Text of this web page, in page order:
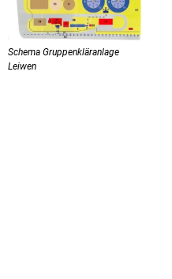
Schema Gruppenkläranlage
Leiwen